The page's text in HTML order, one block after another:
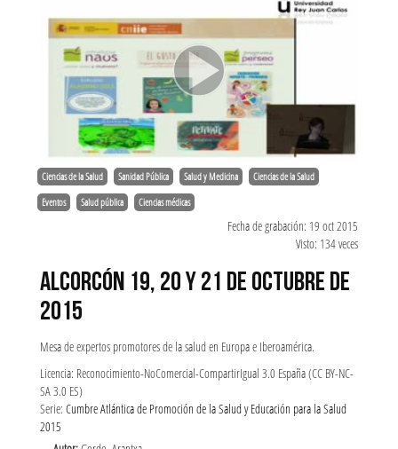
Ciencias de la Salud Sanidad Pública Salud y Medicina Ciencias de la Salud
Eventos Salud pública Ciencias médicas
Fecha de grabación: 19 oct 2015
Visto: 134 veces
ALCORCÓN 19, 20 Y 21 DE OCTUBRE DE
2015
Mesa de expertos promotores de la salud en Europa e Iberoamérica.
Licencia: Reconocimiento-NoComercial-CompartirIgual 3.0 España (CC BY-NC-
SA 3.0 ES)
Serie: Cumbre Atlántica de Promoción de la Salud y Educación para la Salud
2015